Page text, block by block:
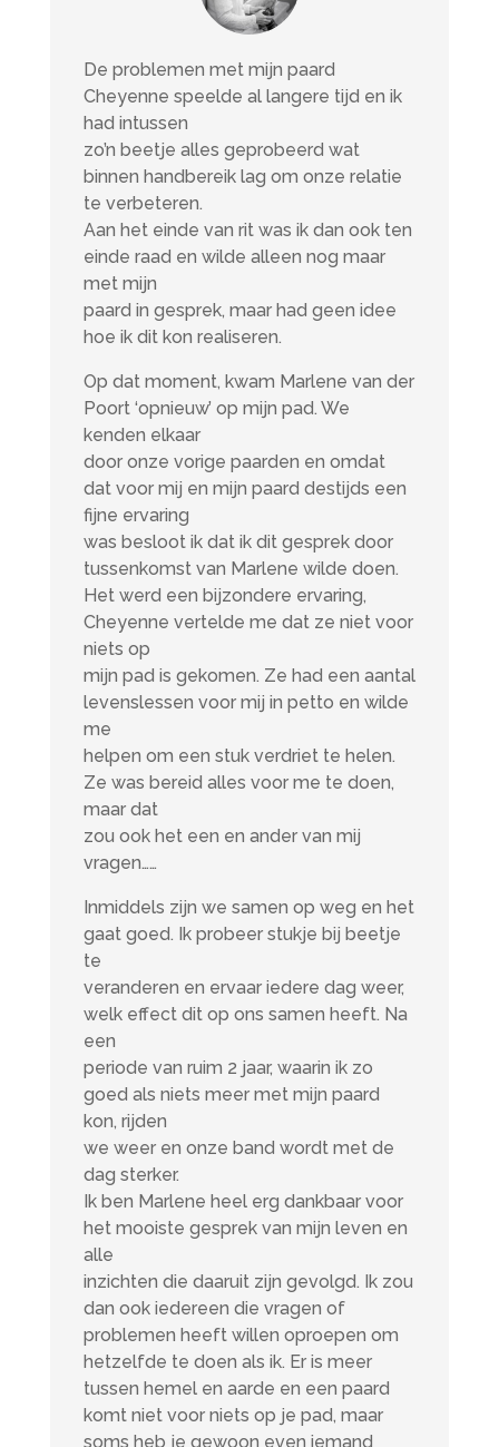
De problemen met mijn paard
Cheyenne speelde al langere tijd en ik
had intussen
zo’n beetje alles geprobeerd wat
binnen handbereik lag om onze relatie
te verbeteren.
Aan het einde van rit was ik dan ook ten
einde raad en wilde alleen nog maar
met mijn
paard in gesprek, maar had geen idee
hoe ik dit kon realiseren.
Op dat moment, kwam Marlene van der
Poort ‘opnieuw’ op mijn pad. We
kenden elkaar
door onze vorige paarden en omdat
dat voor mij en mijn paard destijds een
fijne ervaring
was besloot ik dat ik dit gesprek door
tussenkomst van Marlene wilde doen.
Het werd een bijzondere ervaring,
Cheyenne vertelde me dat ze niet voor
niets op
mijn pad is gekomen. Ze had een aantal
levenslessen voor mij in petto en wilde
me
helpen om een stuk verdriet te helen.
Ze was bereid alles voor me te doen,
maar dat
zou ook het een en ander van mij
vragen……
Inmiddels zijn we samen op weg en het
gaat goed. Ik probeer stukje bij beetje
te
veranderen en ervaar iedere dag weer,
welk effect dit op ons samen heeft. Na
een
periode van ruim 2 jaar, waarin ik zo
goed als niets meer met mijn paard
kon, rijden
we weer en onze band wordt met de
dag sterker.
Ik ben Marlene heel erg dankbaar voor
het mooiste gesprek van mijn leven en
alle
inzichten die daaruit zijn gevolgd. Ik zou
dan ook iedereen die vragen of
problemen heeft willen oproepen om
hetzelfde te doen als ik. Er is meer
tussen hemel en aarde en een paard
komt niet voor niets op je pad, maar
soms heb je gewoon even iemand